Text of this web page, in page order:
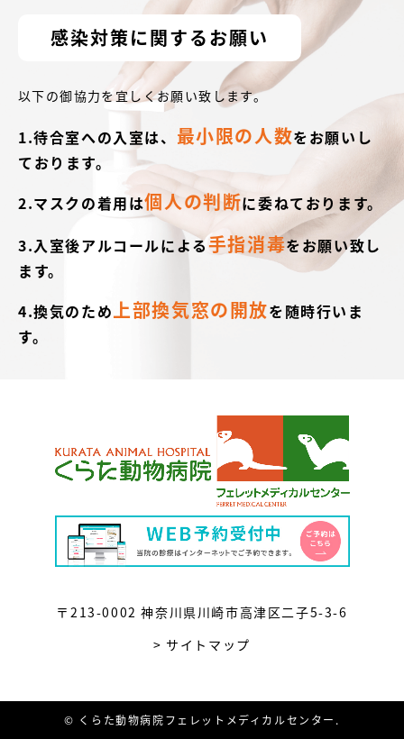
感染対策に関するお願い
以下の御協力を宜しくお願い致します。
1.待合室への入室は、 最小限の人数をお願いし
ております。
2.マスクの着用は個人の判断に委ねております。
3.入室後アルコールによる手指消毒をお願い致し
ます。
4.換気のため上部換気窓の開放を随時行いま
す。
〒213-0002 神奈川県川崎市高津区二子5-3-6
> サイトマップ
© くらた動物病院フェレットメディカルセンター.